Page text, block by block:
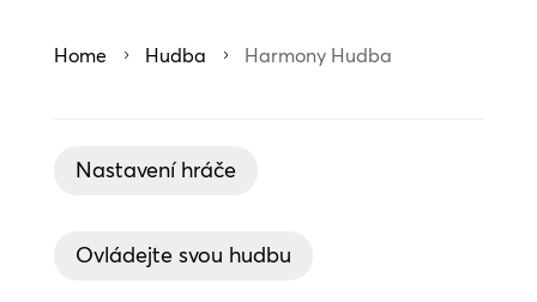
Home 5 Hudba 5 Harmony Hudba
Nastavení hráče
Ovládejte svou hudbu